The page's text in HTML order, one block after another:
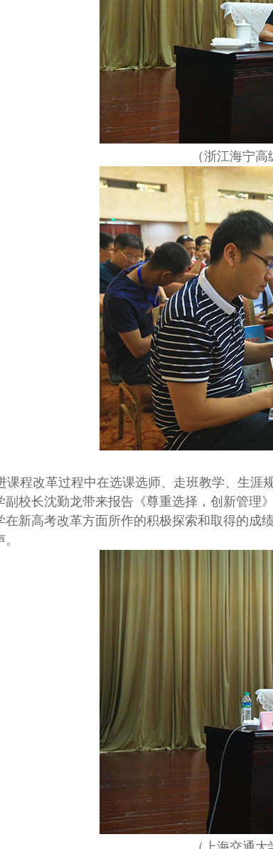
（浙江海宁
程改革过程中在选课选师、走班教学、生涯
副校长沈勤龙带来报告《尊重选择，创新管理
在新高考改革方面所作的积极探索和取得的成